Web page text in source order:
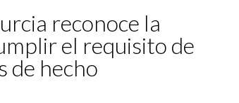
reconoce la
el requisito de
de hecho